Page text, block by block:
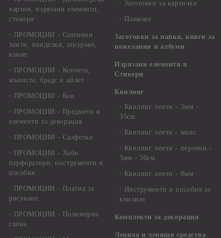
хартии, изрязани елементи,
стикери
ПРОМОЦИИ - Сатенени
ленти, панделки, шнурове,
канап
ПРОМОЦИИ - Копчета,
мъниста, брадс и айлет
ПРОМОЦИИ - Бои
ПРОМОЦИИ - Предмети и
елементи за декорация
ПРОМОЦИИ - Салфетки
ПРОМОЦИИ - Хоби
перфоратори, инструменти и
пособия
ПРОМОЦИИ - Платна за
рисуване
ПРОМОЦИИ - Полимерна
глина
Заготовки за картички
Пликове
Заготовки за папки, книги за
пожелания и албуми
Изрязани елементи и
Стикери
Квилинг
Квилинг ленти - 3мм -
35см.
Квилинг ленти - микс
Квилинг ленти - перлени -
3мм - 30см.
Квилинг ленти - 8мм
Инструменти и пособия за
квилинг
Комплекти за декорация
Лепила и лепящи средства